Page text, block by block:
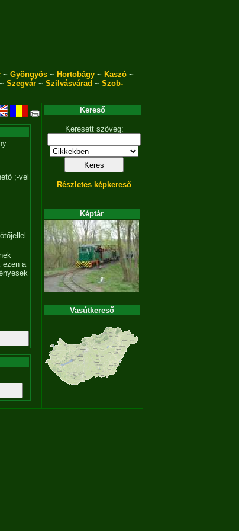
~ Gyöngyös ~ Hortobágy ~ Kaszó ~
Szegvár~ Szilvásvárad ~ Szob-
;-vel
ezen a
Kereső
Keresett szöveg:
Részletes képkereső
Képtár
Vasútkereső